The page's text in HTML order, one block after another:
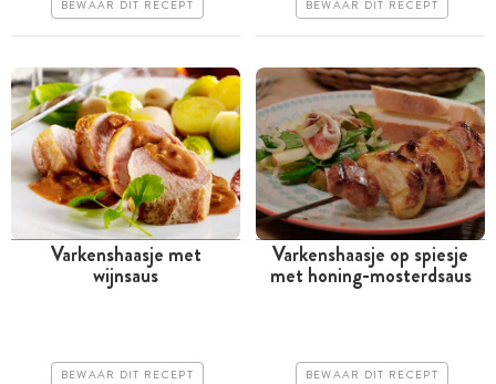
BEWAAR DIT RECEPT BEWAAR DIT RECEPT
Tussen 30 minuten en 1
Varkenshaasje met
wijnsaus
BEWAAR DIT RECEPT
Tussen 30 minuten en 1
Varkenshaasje op spiesje
met honing-mosterdsaus
BEWAAR DIT RECEPT